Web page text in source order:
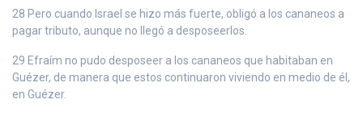
28 Pero cuando Israel se hizo más fuerte, obligó a los cananeos a
pagar tributo, aunque no llegó a desposeerlos.
29 Efraím no pudo desposeer a los cananeos que habitaban en
Guézer, de manera que estos continuaron viviendo en medio de él,
en Guézer.